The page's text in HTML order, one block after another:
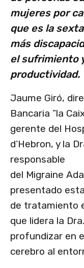
mujeres por
que es la
más
el sufrimiento
productividad.
Jaume Giró,
Bancaria ”la
gerente del
d’Hebron, y la
responsable
del Migraine
presentado
de tratamiento
que lidera la
profundizar en
cerebro al